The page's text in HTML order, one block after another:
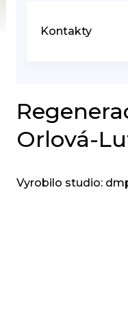
Kontakty
Orlová-
Vyrobilo studio: